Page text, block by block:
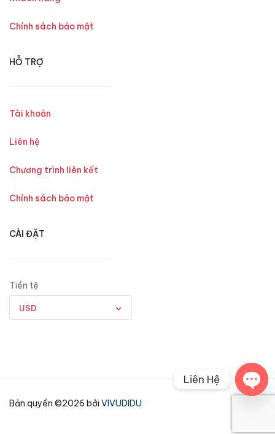
Chính sách bảo mật
HỖ TRỢ
Tài khoản
Liên hệ
Chương trình liên kết
Chính sách bảo mật
CÀI ĐẶT
Tiền tệ
USD
Bản quyền ©2026 bởi VIVUDIDU
Liên Hệ